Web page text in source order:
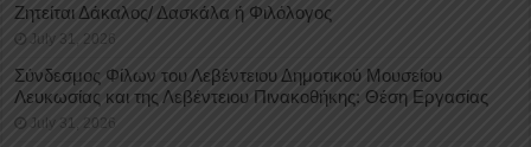
Ζητείται Δάκαλος/ Δασκάλα ή Φιλόλογος
July 31, 2026
Σύνδεσμος Φίλων του Λεβέντειου Δημοτικού Μουσείου
Λευκωσίας και της Λεβέντειου Πινακοθήκης: Θέση Εργασίας
July 31, 2026